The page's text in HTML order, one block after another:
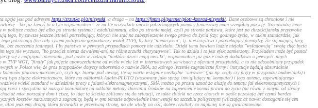
opcja jest pod adresem https://zrzutka.pl/z/nizynski, a druga – na https://fsmm.pl/partner/piotr-konrad-nizynski/. Dane osobowe są chronione i nie
– bo już kiedyś tu o tym wspominałem – że na tle wszystkich innych potrzebujących pomocy finansowej mam szzególną pozycję. Nienawidzą mnie
polityce można być albo po stronie systemu i establishmentu, albo po stronie mojej, czyli po stronie państwa, które jest po chrześcijańsku przyzwoite
tego, by zawsze jeszcze istnieli potrzebujący, których nie stać na zabezpieczenie swego prawa do życia (czy: godnego życia, w takim standardzie, jak
(ten cały system polityczno-gospodarczy wokół TVP), by tacy "nienasyceni", tj. nieszczęśliwi i potrzebujący pieniędzy, źle się mający, tacy,
znaczenia żadnego). I by państwo w pewnych przypadkach pomocy nie udzielało. Dzięki temu bowiem ludzie niejako "wyładowują" swoją chęć bycia
tego nie wyrzuca, "bo przecież nieraz dawałem(-am) na różne zrzutki charytatywne". Tak to działa i to jest efekt zamierzony. Przykładem może być postać
się z mafijnymi interesami, pod hasło w rodzaju "niektóre dzieci mają owsiki"; wspominałem już gdzie indziej dodatkowo o pewnych innych
WOT, "finały" jak pojęcie upowszechniane od wielu wielu lat w internetowych serwisach z ofertami prostytutek), a to nie odosobniony przypadek
w Polsce wie, że gros przypadków dotyczy schorzenia o nazwie SMA, za którego leczenie zagraniczne firmy i instytucje żądają absurdalnie
kominów płacowo-marżowych, czyli np. biorąc pod uwagę, ile są warte wstępnie niezbędne "surowce" (jak np. cegły czy pręty w przypadku budowlanki) i
typu złącza elektronicznego, które ma odbiornik Adalm-PLUTO (stosowany jako sprzęt inwigilujący mi komputer) i jego antena, zapewniającego
wielki standard w dziedzinie pracy z falami elektromagnetycznymi, SMA można po prostu uznać za aluzję do tematu fal elektromagnetycznych i
i specjalnie aż nakręca koniunkturę na oddolne metody zbierania środków na zapewnienie komuś prawa do życia (na równi z innymi od strony
mieć porządny dom i ciszę, to idąc tą ścieżką zbliżamy się do sytuacji, że takie zbiórki na rzecz chorych w ogóle przestają być czymś bardzo
kosztów narzucanych z zagranicy, będą w tym temacie odpowiednie interwencje na szczeblu politycznym (wliczając aż nawet domaganie się cen
albo jedziemy drogą, która prowadzi w przeciwną stronę, no ale wtedy, no cóż, dobre rezultaty co najmniej nie są gwarantowane.